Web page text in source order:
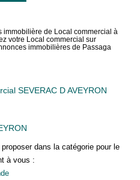
GÉRER
immobilière de Local commercial à
votre Local commercial sur
immobilières de Passaga
SEVERAC D AVEYRON
dans la catégorie pour le
à vous :